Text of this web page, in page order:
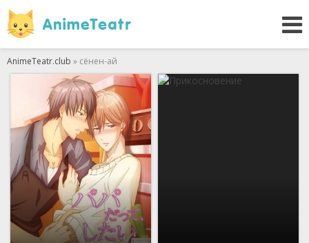
AnimeTeatr.club » сёнен-ай